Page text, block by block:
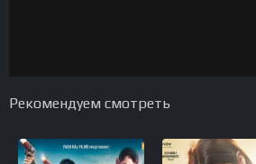
Рекомендуем смотреть